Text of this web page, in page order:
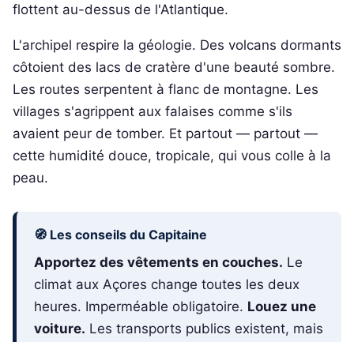
flottent au-dessus de l'Atlantique.
L'archipel respire la géologie. Des volcans dormants
côtoient des lacs de cratère d'une beauté sombre.
Les routes serpentent à flanc de montagne. Les
villages s'agrippent aux falaises comme s'ils
avaient peur de tomber. Et partout — partout —
cette humidité douce, tropicale, qui vous colle à la
peau.
🧭 Les conseils du Capitaine
Apportez des vêtements en couches. Le
climat aux Açores change toutes les deux
heures. Imperméable obligatoire. Louez une
voiture. Les transports publics existent, mais